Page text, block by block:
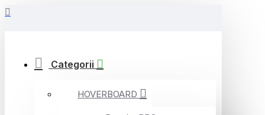
Categorii
HOVERBOARD